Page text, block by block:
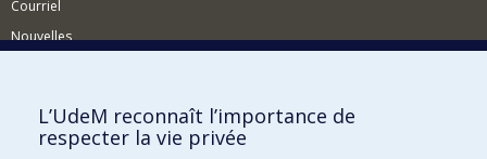
Courriel
Nouvelles
Comment soutenir le Département?
BESOIN D'AIDE?
L’UdeM reconnaît l’importance de
respecter la vie privée